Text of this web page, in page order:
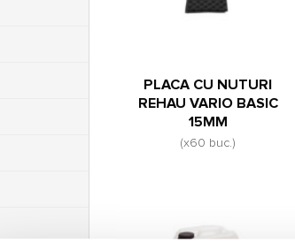
PLACA CU NUTURI
REHAU VARIO BASIC
15MM
(x60 buc.)